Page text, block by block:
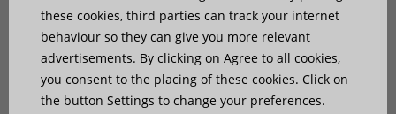
Walraven IKS-2000®
Mounting Band
mounting band for labeling system
these cookies, third parties can track your internet
behaviour so they can give you more relevant
advertisements. By clicking on Agree to all cookies,
you consent to the placing of these cookies. Click on
the button Settings to change your preferences.